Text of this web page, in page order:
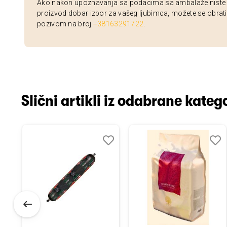
Ako nakon upoznavanja sa podacima sa ambalaže niste
proizvod dobar izbor za vašeg ljubimca, možete se
pozivom na broj +38163291722
Slični artikli iz odabrane